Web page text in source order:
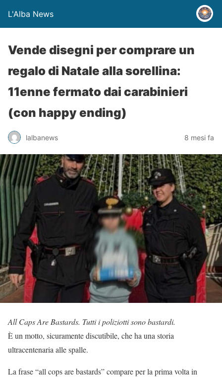
L'Alba News
Vende disegni per comprare un
regalo di Natale alla sorellina:
11enne fermato dai carabinieri
(con happy ending)
lalbanews 8 mesi fa
All Caps Are Bastards. Tutti i poliziotti sono bastardi.
È un motto, sicuramente discutibile, che ha una storia
ultracentenaria alle spalle.
La frase “all cops are bastards” compare per la prima volta in